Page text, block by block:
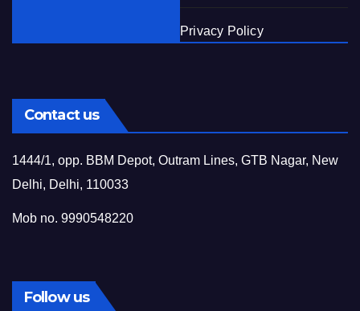
Privacy Policy
Contact us
1444/1, opp. BBM Depot, Outram Lines, GTB Nagar, New
Delhi, Delhi, 110033
Mob no. 9990548220
Follow us